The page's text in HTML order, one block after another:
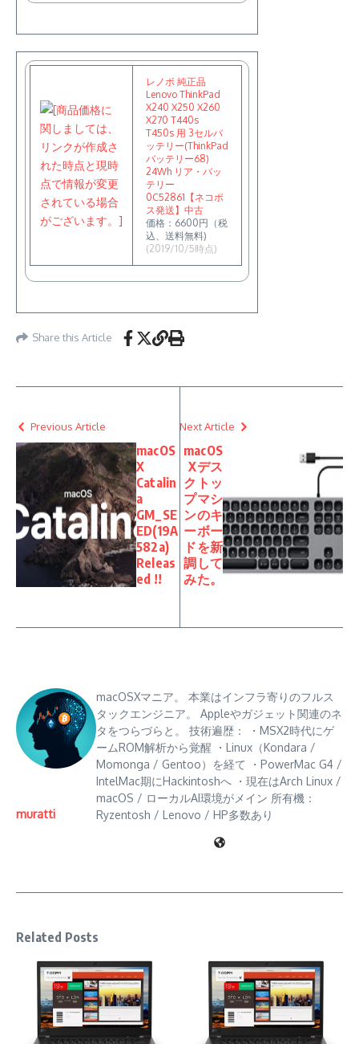
レノボ 純正品
Lenovo ThinkPad
X240 X250 X260
X270 T440s
T450s 用 3セルバ
ッテリー(ThinkPad
バッテリー68)
24Wh リア・バッ
テリー
0C52861【ネコポ
ス発送】中古
価格：6600円（税
込、送料無料)
(2019/10/5時点)
Share this Article
Previous Article
macOS
X
Catalin
a
GM_SE
ED(19A
582a)
Releas
ed !!
Next Article
macOS
Xデス
クトッ
プマシ
ンのキ
ーボー
ドを新
調して
みた。
muratti
macOSXマニア。 本業はインフラ寄りのフルス
タックエンジニア。 Appleやガジェット関連のネ
タをつらづらと。 技術遍歴： ・MSX2時代にゲ
ームROM解析から覚醒 ・Linux（Kondara /
Momonga / Gentoo）を経て ・PowerMac G4 /
IntelMac期にHackintoshへ ・現在はArch Linux /
macOS / ローカルAI環境がメイン 所有機：
Ryzentosh / Lenovo / HP多数あり
Related Posts